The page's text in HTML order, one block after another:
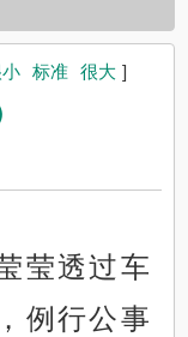
标准 很大 ]
莹透过车
例行公事